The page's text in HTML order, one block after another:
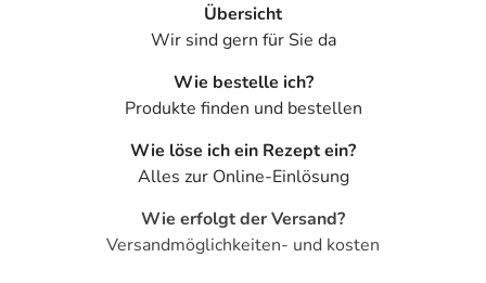
Übersicht
Wir sind gern für Sie da
Wie bestelle ich?
Produkte finden und bestellen
Wie löse ich ein Rezept ein?
Alles zur Online-Einlösung
Wie erfolgt der Versand?
Versandmöglichkeiten- und kosten